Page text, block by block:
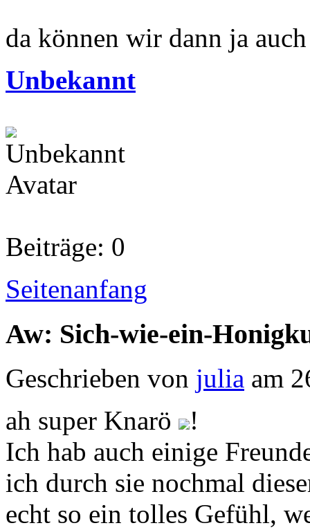
da können wir dann ja
Unbekannt
Beiträge: 0
Seitenanfang
Aw: Sich-wie-ein-
Geschrieben von julia am
ah super Knarö
!
Ich hab auch einige
ich durch sie nochmal
echt so ein tolles Gefühl,